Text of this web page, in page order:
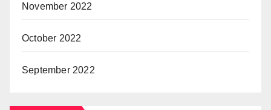
November 2022
October 2022
September 2022